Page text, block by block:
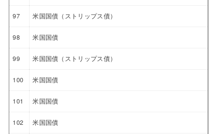
97 米国国債（ストリップス債）
98 米国国債
99 米国国債（ストリップス債）
100 米国国債
101 米国国債
102 米国国債